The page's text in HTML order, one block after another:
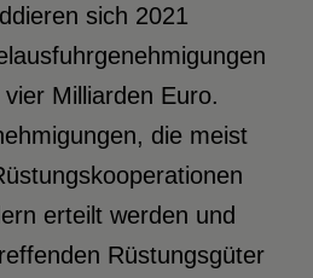
sich 2021
Milliarden Euro.
die meist
erteilt werden und
Rüstungsgüter